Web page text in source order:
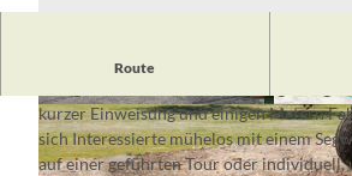
© Sonne3000 © Sonne3000
Route
Als würde man über den Boden schweben
kurzer Einweisung und einigen Metern
sich Interessierte mühelos mit einem
auf einer geführten Tour oder